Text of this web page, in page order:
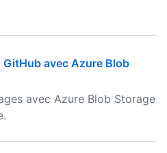
avec Azure Blob
avec Azure Blob Storage